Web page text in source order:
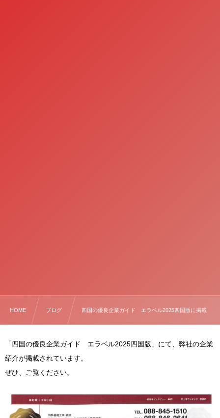
HOME ブログ 四国の優良企業ガイド エラベル2025四国版に掲載
「四国の優良企業ガイド エラベル2025四国版」にて、弊社の企業
紹介が掲載されています。
ぜひ、ご覧ください。